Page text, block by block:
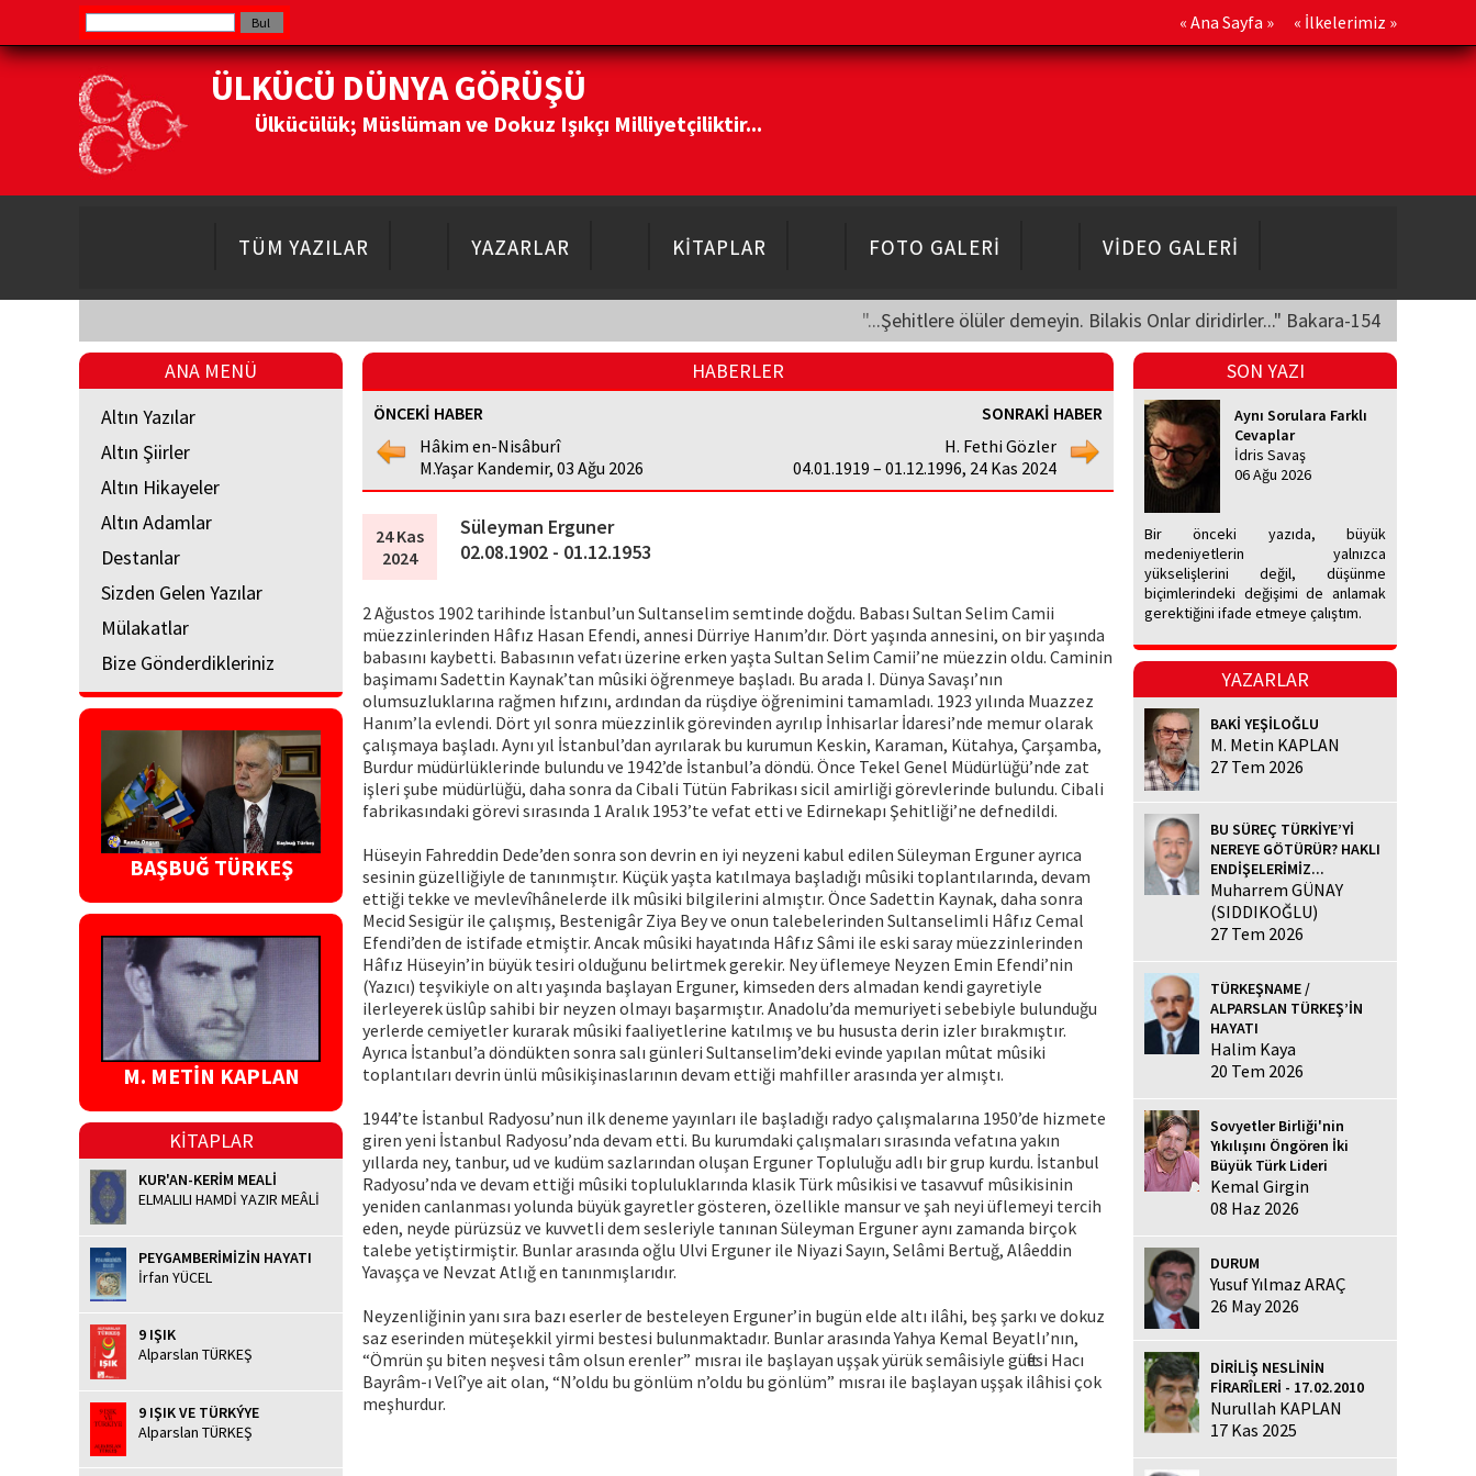
« Ana Sayfa » « İlkelerimiz »
ÜLKÜCÜ DÜNYA GÖRÜŞÜ
Ülkücülük; Müslüman ve Dokuz Işıkçı Milliyetçiliktir...
TÜM YAZILAR YAZARLAR KİTAPLAR FOTO GALERİ VİDEO GALERİ
"...Şehitlere ölüler demeyin. Bilakis Onlar diridirler..." Bakara-154
ANA MENÜ
Altın Yazılar
Altın Şiirler
Altın Hikayeler
Altın Adamlar
Destanlar
Sizden Gelen Yazılar
Mülakatlar
Bize Gönderdikleriniz
BAŞBUĞ TÜRKEŞ
M. METİN KAPLAN
KİTAPLAR
KUR'AN-KERİM MEALİ
ELMALILI HAMDİ YAZIR MEÂLİ
PEYGAMBERİMİZİN HAYATI
İrfan YÜCEL
9 IŞIK
Alparslan TÜRKEŞ
9 IŞIK VE TÜRKÝYE
Alparslan TÜRKEŞ
HABERLER
ÖNCEKİ HABER
Hâkim en-Nisâburî
M.Yaşar Kandemir, 03 Ağu 2026
SONRAKİ HABER
H. Fethi Gözler
04.01.1919 – 01.12.1996, 24 Kas 2024
24 Kas
2024
Süleyman Erguner
02.08.1902 - 01.12.1953
2 Ağustos 1902 tarihinde İstanbul’un Sultanselim semtinde doğdu. Babası Sultan Selim Camii
müezzinlerinden Hâfız Hasan Efendi, annesi Dürriye Hanım’dır. Dört yaşında annesini, on bir yaşında
babasını kaybetti. Babasının vefatı üzerine erken yaşta Sultan Selim Camii’ne müezzin oldu. Caminin
başimamı Sadettin Kaynak’tan mûsiki öğrenmeye başladı. Bu arada I. Dünya Savaşı’nın
olumsuzluklarına rağmen hıfzını, ardından da rüşdiye öğrenimini tamamladı. 1923 yılında Muazzez
Hanım’la evlendi. Dört yıl sonra müezzinlik görevinden ayrılıp İnhisarlar İdaresi’nde memur olarak
çalışmaya başladı. Aynı yıl İstanbul’dan ayrılarak bu kurumun Keskin, Karaman, Kütahya, Çarşamba,
Burdur müdürlüklerinde bulundu ve 1942’de İstanbul’a döndü. Önce Tekel Genel Müdürlüğü’nde zat
işleri şube müdürlüğü, daha sonra da Cibali Tütün Fabrikası sicil amirliği görevlerinde bulundu. Cibali
fabrikasındaki görevi sırasında 1 Aralık 1953’te vefat etti ve Edirnekapı Şehitliği’ne defnedildi.
Hüseyin Fahreddin Dede’den sonra son devrin en iyi neyzeni kabul edilen Süleyman Erguner ayrıca
sesinin güzelliğiyle de tanınmıştır. Küçük yaşta katılmaya başladığı mûsiki toplantılarında, devam
ettiği tekke ve mevlevîhânelerde ilk mûsiki bilgilerini almıştır. Önce Sadettin Kaynak, daha sonra
Mecid Sesigür ile çalışmış, Bestenigâr Ziya Bey ve onun talebelerinden Sultanselimli Hâfız Cemal
Efendi’den de istifade etmiştir. Ancak mûsiki hayatında Hâfız Sâmi ile eski saray müezzinlerinden
Hâfız Hüseyin’in büyük tesiri olduğunu belirtmek gerekir. Ney üflemeye Neyzen Emin Efendi’nin
(Yazıcı) teşvikiyle on altı yaşında başlayan Erguner, kimseden ders almadan kendi gayretiyle
ilerleyerek üslûp sahibi bir neyzen olmayı başarmıştır. Anadolu’da memuriyeti sebebiyle bulunduğu
yerlerde cemiyetler kurarak mûsiki faaliyetlerine katılmış ve bu hususta derin izler bırakmıştır.
Ayrıca İstanbul’a döndükten sonra salı günleri Sultanselim’deki evinde yapılan mûtat mûsiki
toplantıları devrin ünlü mûsikişinaslarının devam ettiği mahfiller arasında yer almıştı.
1944’te İstanbul Radyosu’nun ilk deneme yayınları ile başladığı radyo çalışmalarına 1950’de hizmete
giren yeni İstanbul Radyosu’nda devam etti. Bu kurumdaki çalışmaları sırasında vefatına yakın
yıllarda ney, tanbur, ud ve kudüm sazlarından oluşan Erguner Topluluğu adlı bir grup kurdu. İstanbul
Radyosu’nda ve devam ettiği mûsiki topluluklarında klasik Türk mûsikisi ve tasavvuf mûsikisinin
yeniden canlanması yolunda büyük gayretler gösteren, özellikle mansur ve şah neyi üflemeyi tercih
eden, neyde pürüzsüz ve kuvvetli dem sesleriyle tanınan Süleyman Erguner aynı zamanda birçok
talebe yetiştirmiştir. Bunlar arasında oğlu Ulvi Erguner ile Niyazi Sayın, Selâmi Bertuğ, Alâeddin
Yavaşça ve Nevzat Atlığ en tanınmışlarıdır.
Neyzenliğinin yanı sıra bazı eserler de besteleyen Erguner’in bugün elde altı ilâhi, beş şarkı ve dokuz
saz eserinden müteşekkil yirmi bestesi bulunmaktadır. Bunlar arasında Yahya Kemal Beyatlı’nın,
“Ömrün şu biten neşvesi tâm olsun erenler” mısraı ile başlayan uşşak yürük semâisiyle güftesi Hacı
Bayrâm-ı Velî’ye ait olan, “N’oldu bu gönlüm n’oldu bu gönlüm” mısraı ile başlayan uşşak ilâhisi çok
meşhurdur.
SON YAZI
Aynı Sorulara Farklı
Cevaplar
İdris Savaş
06 Ağu 2026
Bir önceki yazıda, büyük
medeniyetlerin yalnızca
yükselişlerini değil, düşünme
biçimlerindeki değişimi de anlamak
gerektiğini ifade etmeye çalıştım.
YAZARLAR
BAKİ YEŞİLOĞLU
M. Metin KAPLAN
27 Tem 2026
BU SÜREÇ TÜRKİYE’Yİ
NEREYE GÖTÜRÜR? HAKLI
ENDİŞELERİMİZ...
Muharrem GÜNAY
(SIDDIKOĞLU)
27 Tem 2026
TÜRKEŞNAME /
ALPARSLAN TÜRKEŞ’İN
HAYATI
Halim Kaya
20 Tem 2026
Sovyetler Birliği'nin
Yıkılışını Öngören İki
Büyük Türk Lideri
Kemal Girgin
08 Haz 2026
DURUM
Yusuf Yılmaz ARAÇ
26 May 2026
DİRİLİŞ NESLİNİN
FİRARÎLERİ - 17.02.2010
Nurullah KAPLAN
17 Kas 2025